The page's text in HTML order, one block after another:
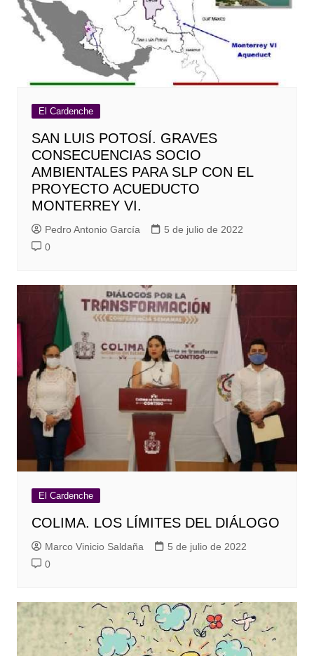
El Cardenche
SAN LUIS POTOSÍ. GRAVES
CONSECUENCIAS SOCIO
AMBIENTALES PARA SLP CON EL
PROYECTO ACUEDUCTO
MONTERREY VI.
Pedro Antonio García
5 de julio de 2022
0
El Cardenche
COLIMA. LOS LÍMITES DEL DIÁLOGO
Marco Vinicio Saldaña
5 de julio de 2022
0